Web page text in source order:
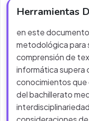
Herramientas
en este
metodológica para
comprensión de
informática supera
conocimientos que
del bachillerato